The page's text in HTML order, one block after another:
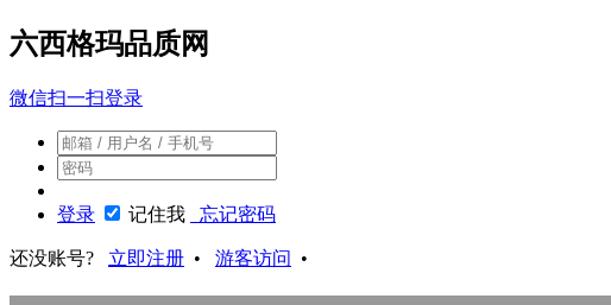
六西格玛品质网
微信扫一扫登录
登录 记住我 忘记密码
还没账号? 立即注册 • 游客访问 •